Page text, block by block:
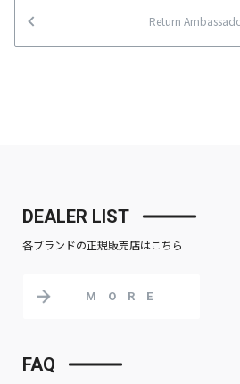
Return
DEALER LIST
各ブランドの正規販売店はこちら
MORE
FAQ